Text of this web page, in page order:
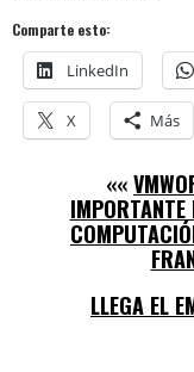
Comparte esto:
LinkedIn
X Más
««
LLEGA EL